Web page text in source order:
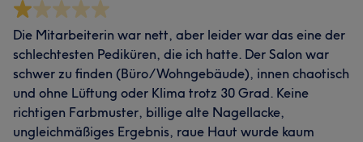
Die Mitarbeiterin war nett, aber leider war das eine der
schlechtesten Pediküren, die ich hatte. Der Salon war
schwer zu finden (Büro/Wohngebäude), innen chaotisch
und ohne Lüftung oder Klima trotz 30 Grad. Keine
richtigen Farbmuster, billige alte Nagellacke,
ungleichmäßiges Ergebnis, raue Haut wurde kaum